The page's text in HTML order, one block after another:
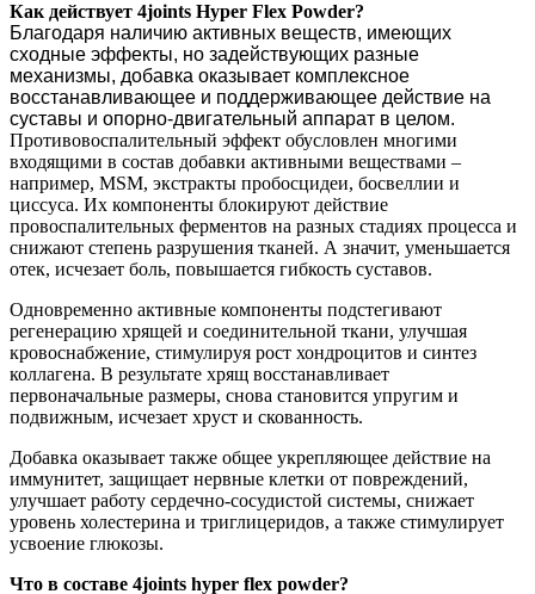
Как действует 4joints Hyper Flex Powder?
Благодаря наличию активных веществ, имеющих
сходные эффекты, но задействующих разные
механизмы, добавка оказывает комплексное
восстанавливающее и поддерживающее действие на
суставы и опорно-двигательный аппарат в целом.
Противовоспалительный эффект обусловлен многими
входящими в состав добавки активными веществами –
например, MSM, экстракты пробосцидеи, босвеллии и
циссуса. Их компоненты блокируют действие
провоспалительных ферментов на разных стадиях процесса и
снижают степень разрушения тканей. А значит, уменьшается
отек, исчезает боль, повышается гибкость суставов.
Одновременно активные компоненты подстегивают
регенерацию хрящей и соединительной ткани, улучшая
кровоснабжение, стимулируя рост хондроцитов и синтез
коллагена. В результате хрящ восстанавливает
первоначальные размеры, снова становится упругим и
подвижным, исчезает хруст и скованность.
Добавка оказывает также общее укрепляющее действие на
иммунитет, защищает нервные клетки от повреждений,
улучшает работу сердечно-сосудистой системы, снижает
уровень холестерина и триглицеридов, а также стимулирует
усвоение глюкозы.
Что в составе 4joints hyper flex powder?